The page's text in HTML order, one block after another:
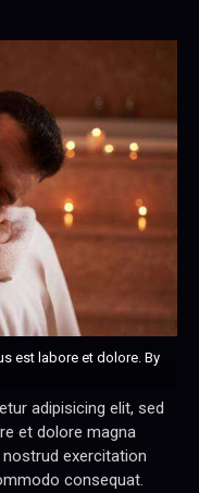
est labore et dolore. By
adipisicing elit, sed
et dolore magna
nostrud exercitation
consequat.